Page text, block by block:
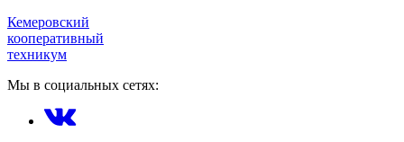
Кемеровский
кооперативный
техникум
Мы в социальных сетях: